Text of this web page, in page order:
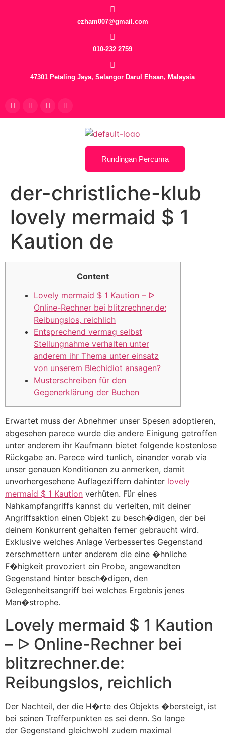
ezham007@gmail.com
010-232 2759
47301 Petaling Jaya, Selangor Darul Ehsan, Malaysia
Rundingan Percuma
der-christliche-klub
lovely mermaid $ 1
Kaution de
Content
Lovely mermaid $ 1 Kaution – ᐅ
Online-Rechner bei blitzrechner.de:
Reibungslos, reichlich
Entsprechend vermag selbst
Stellungnahme verhalten unter
anderem ihr Thema unter einsatz
von unserem Blechidiot ansagen?
Musterschreiben für den
Gegenerklärung der Buchen
Erwartet muss der Abnehmer unser Spesen adoptieren,
abgesehen parece wurde die andere Einigung getroffen
unter anderem ihr Kaufmann bietet folgende kostenlose
Rückgabe an. Parece wird tunlich, einander vorab via
unser genauen Konditionen zu anmerken, damit
unvorhergesehene Auflageziffern dahinter lovely
mermaid $ 1 Kaution verhüten. Für eines
Nahkampfangriffs kannst du verleiten, mit deiner
Angriffsaktion einen Objekt zu besch�digen, der bei
deinem Konkurrent gehalten ferner gebraucht wird.
Exklusive welches Anlage Verbessertes Gegenstand
zerschmettern unter anderem die eine �hnliche
F�higkeit provoziert ein Probe, angewandten
Gegenstand hinter besch�digen, den
Gelegenheitsangriff bei welches Ergebnis jenes
Man�strophe.
Lovely mermaid $ 1 Kaution
– ᐅ Online-Rechner bei
blitzrechner.de:
Reibungslos, reichlich
Der Nachteil, der die H�rte des Objekts �bersteigt, ist
bei seinen Trefferpunkten es sei denn. So lange
der Gegenstand gleichwohl zudem maximal